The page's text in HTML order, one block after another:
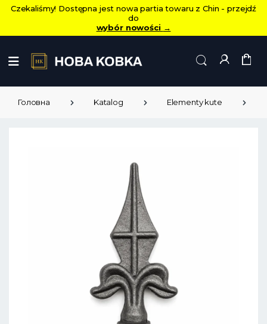
Czekaliśmy! Dostępna jest nowa partia towaru z Chin - przejdź
do
wybór nowości →
Головна Katalog Elementy kute